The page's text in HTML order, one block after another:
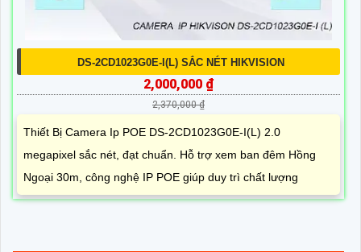
DS-2CD1023G0E-I(L) SẮC NÉT HIKVISION
2,000,000 ₫
2,370,000 ₫
Thiết Bị Camera Ip POE DS-2CD1023G0E-I(L) 2.0
megapixel sắc nét, đạt chuẩn. Hỗ trợ xem ban đêm Hồng
Ngoại 30m, công nghệ IP POE giúp duy trì chất lượng